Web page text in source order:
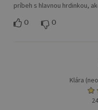
príbeh s hlavnou hrdinkou,
0 0
Klára